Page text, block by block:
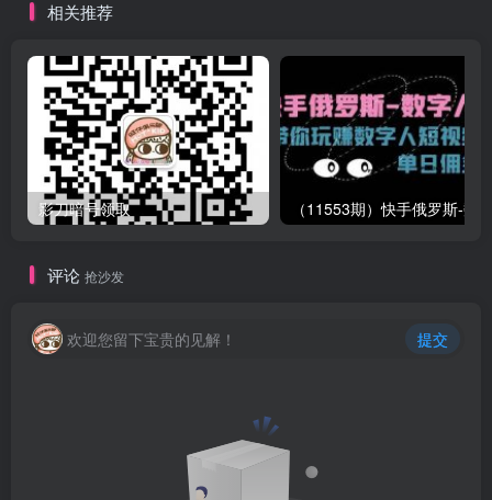
相关推荐
影刀暗号领取
评论 抢沙发
欢迎您留下宝贵的见解！ 提交